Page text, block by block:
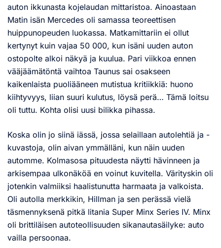
auton ikkunasta kojelaudan mittaristoa. Ainoastaan
Matin isän Mercedes oli samassa teoreettisen
huippunopeuden luokassa. Matkamittariin ei ollut
kertynyt kuin vajaa 50 000, kun isäni uuden auton
ostopolte alkoi näkyä ja kuulua. Pari viikkoa ennen
vääjäämätöntä vaihtoa Taunus sai osakseen
kaikenlaista puoliääneen mutistua kritiikkiä: huono
kiihtyvyys, liian suuri kulutus, löysä perä… Tämä loitsu
oli tuttu. Kohta olisi uusi bilikka pihassa.
Koska olin jo siinä iässä, jossa selaillaan autolehtiä ja -
kuvastoja, olin aivan ymmälläni, kun näin uuden
automme. Kolmasosa pituudesta näytti hävinneen ja
arkisempaa ulkonäköä en voinut kuvitella. Värityskin oli
jotenkin valmiiksi haalistunutta harmaata ja valkoista.
Oli autolla merkkikin, Hillman ja sen perässä vielä
täsmennyksenä pitkä litania Super Minx Series IV. Minx
oli brittiläisen autoteollisuuden sikanautasäilyke: auto
vailla persoonaa.